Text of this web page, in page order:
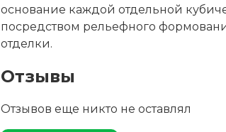
основание каждой отдельной
посредством рельефного
отделки.
Отзывы
Отзывов еще никто не оставлял